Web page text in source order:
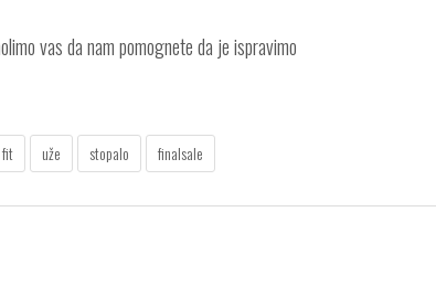
vas da nam pomognete da je ispravimo
fit uže stopalo finalsale